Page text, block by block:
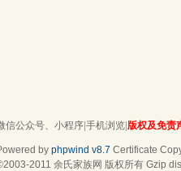
信公众号、小程序 手机浏览 版权及免责
by phpwind v8.7 Certificate
2011 余氏家族网 版权所有 Gzip